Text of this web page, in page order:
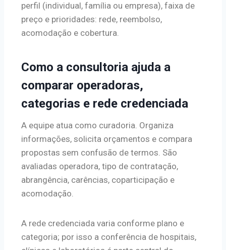
perfil (individual, família ou empresa), faixa de
preço e prioridades: rede, reembolso,
acomodação e cobertura.
Como a consultoria ajuda a
comparar operadoras,
categorias e rede credenciada
A equipe atua como curadoria. Organiza
informações, solicita orçamentos e compara
propostas sem confusão de termos. São
avaliadas operadora, tipo de contratação,
abrangência, carências, coparticipação e
acomodação.
A rede credenciada varia conforme plano e
categoria; por isso a conferência de hospitais,